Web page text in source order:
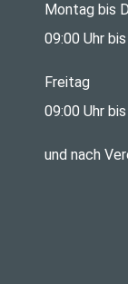
Montag bis
09:00 Uhr
Freitag
09:00 Uhr
und nach